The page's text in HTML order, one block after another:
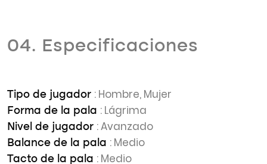
04. Especificaciones
Tipo de jugador : Hombre, Mujer
Forma de la pala : Lágrima
Nivel de jugador : Avanzado
Balance de la pala : Medio
Tacto de la pala : Medio